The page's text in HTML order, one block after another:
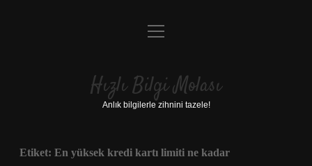
Anasayfa
Yasal Uyarı
menüyü
Hızlı Bilgi Molası
Anlık bilgilerle zihnini tazele!
Etiket: En yüksek kredi kartı limiti ne kadar